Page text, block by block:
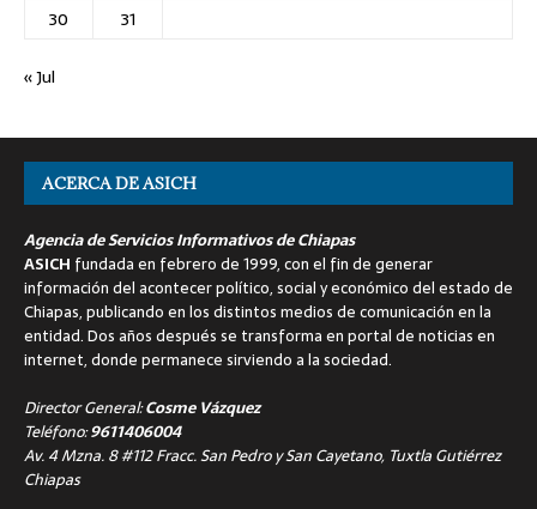
30
31
« Jul
ACERCA DE ASICH
Agencia de Servicios Informativos de Chiapas
ASICH fundada en febrero de 1999, con el fin de generar
información del acontecer político, social y económico del estado de
Chiapas, publicando en los distintos medios de comunicación en la
entidad. Dos años después se transforma en portal de noticias en
internet, donde permanece sirviendo a la sociedad.
Director General:Cosme Vázquez
Teléfono:9611406004
Av. 4 Mzna. 8 #112 Fracc. San Pedro y San Cayetano, Tuxtla Gutiérrez
Chiapas